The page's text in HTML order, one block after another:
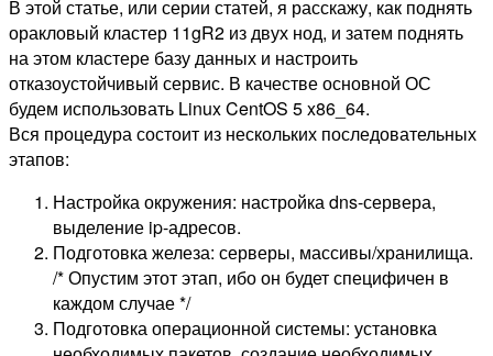
В этой статье, или серии статей, я расскажу, как поднять
оракловый кластер 11gR2 из двух нод, и затем поднять
на этом кластере базу данных и настроить
отказоустойчивый сервис. В качестве основной ОС
будем использовать Linux CentOS 5 x86_64.
Вся процедура состоит из нескольких последовательных
этапов:
Настройка окружения: настройка dns-сервера,
выделение ip-адресов.
Подготовка железа: серверы, массивы/хранилища.
/* Опустим этот этап, ибо он будет специфичен в
каждом случае */
Подготовка операционной системы: установка